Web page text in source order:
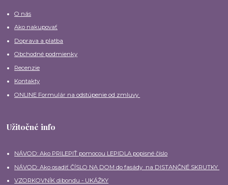
O nás
Ako nakupovať
Doprava a platba
Obchodné podmienky
Recenzie
Kontakty
ONLINE Formulár na odstúpenie od zmluvy
Užitočné info
NÁVOD: Ako PRILEPIŤ pomocou LEPIDLA popisné číslo
NÁVOD: Ako osadiť ČÍSLO NA DOM do fasády na DISTANČNÉ SKRUTKY
VZORKOVNÍK dibondu - UKÁŽKY